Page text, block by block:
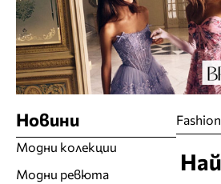
Новини
Модни колекции
Модни ревюта